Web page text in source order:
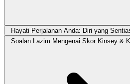
Hayati Perjalanan Anda: Diri yang
Soalan Lazim Mengenai Skor Kinsey &